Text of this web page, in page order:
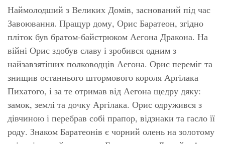
Наймолодший з Великих Домів, заснований під час
Завоювання. Пращур дому, Орис Баратеон, згідно
пліток був братом-байстрюком Аегона Дракона. На
війні Орис здобув славу і зробився одним з
найзавзятіших полководців Аегона. Орис переміг та
знищив останнього штормового короля Аргілака
Пихатого, і за те отримав від Аегона щедру дяку:
замок, землі та дочку Аргілака. Орис одружився з
дівчиною і перебрав собі прапор, відзнаки та гасло її
роду. Знаком Баратеонів є чорний олень на золотому